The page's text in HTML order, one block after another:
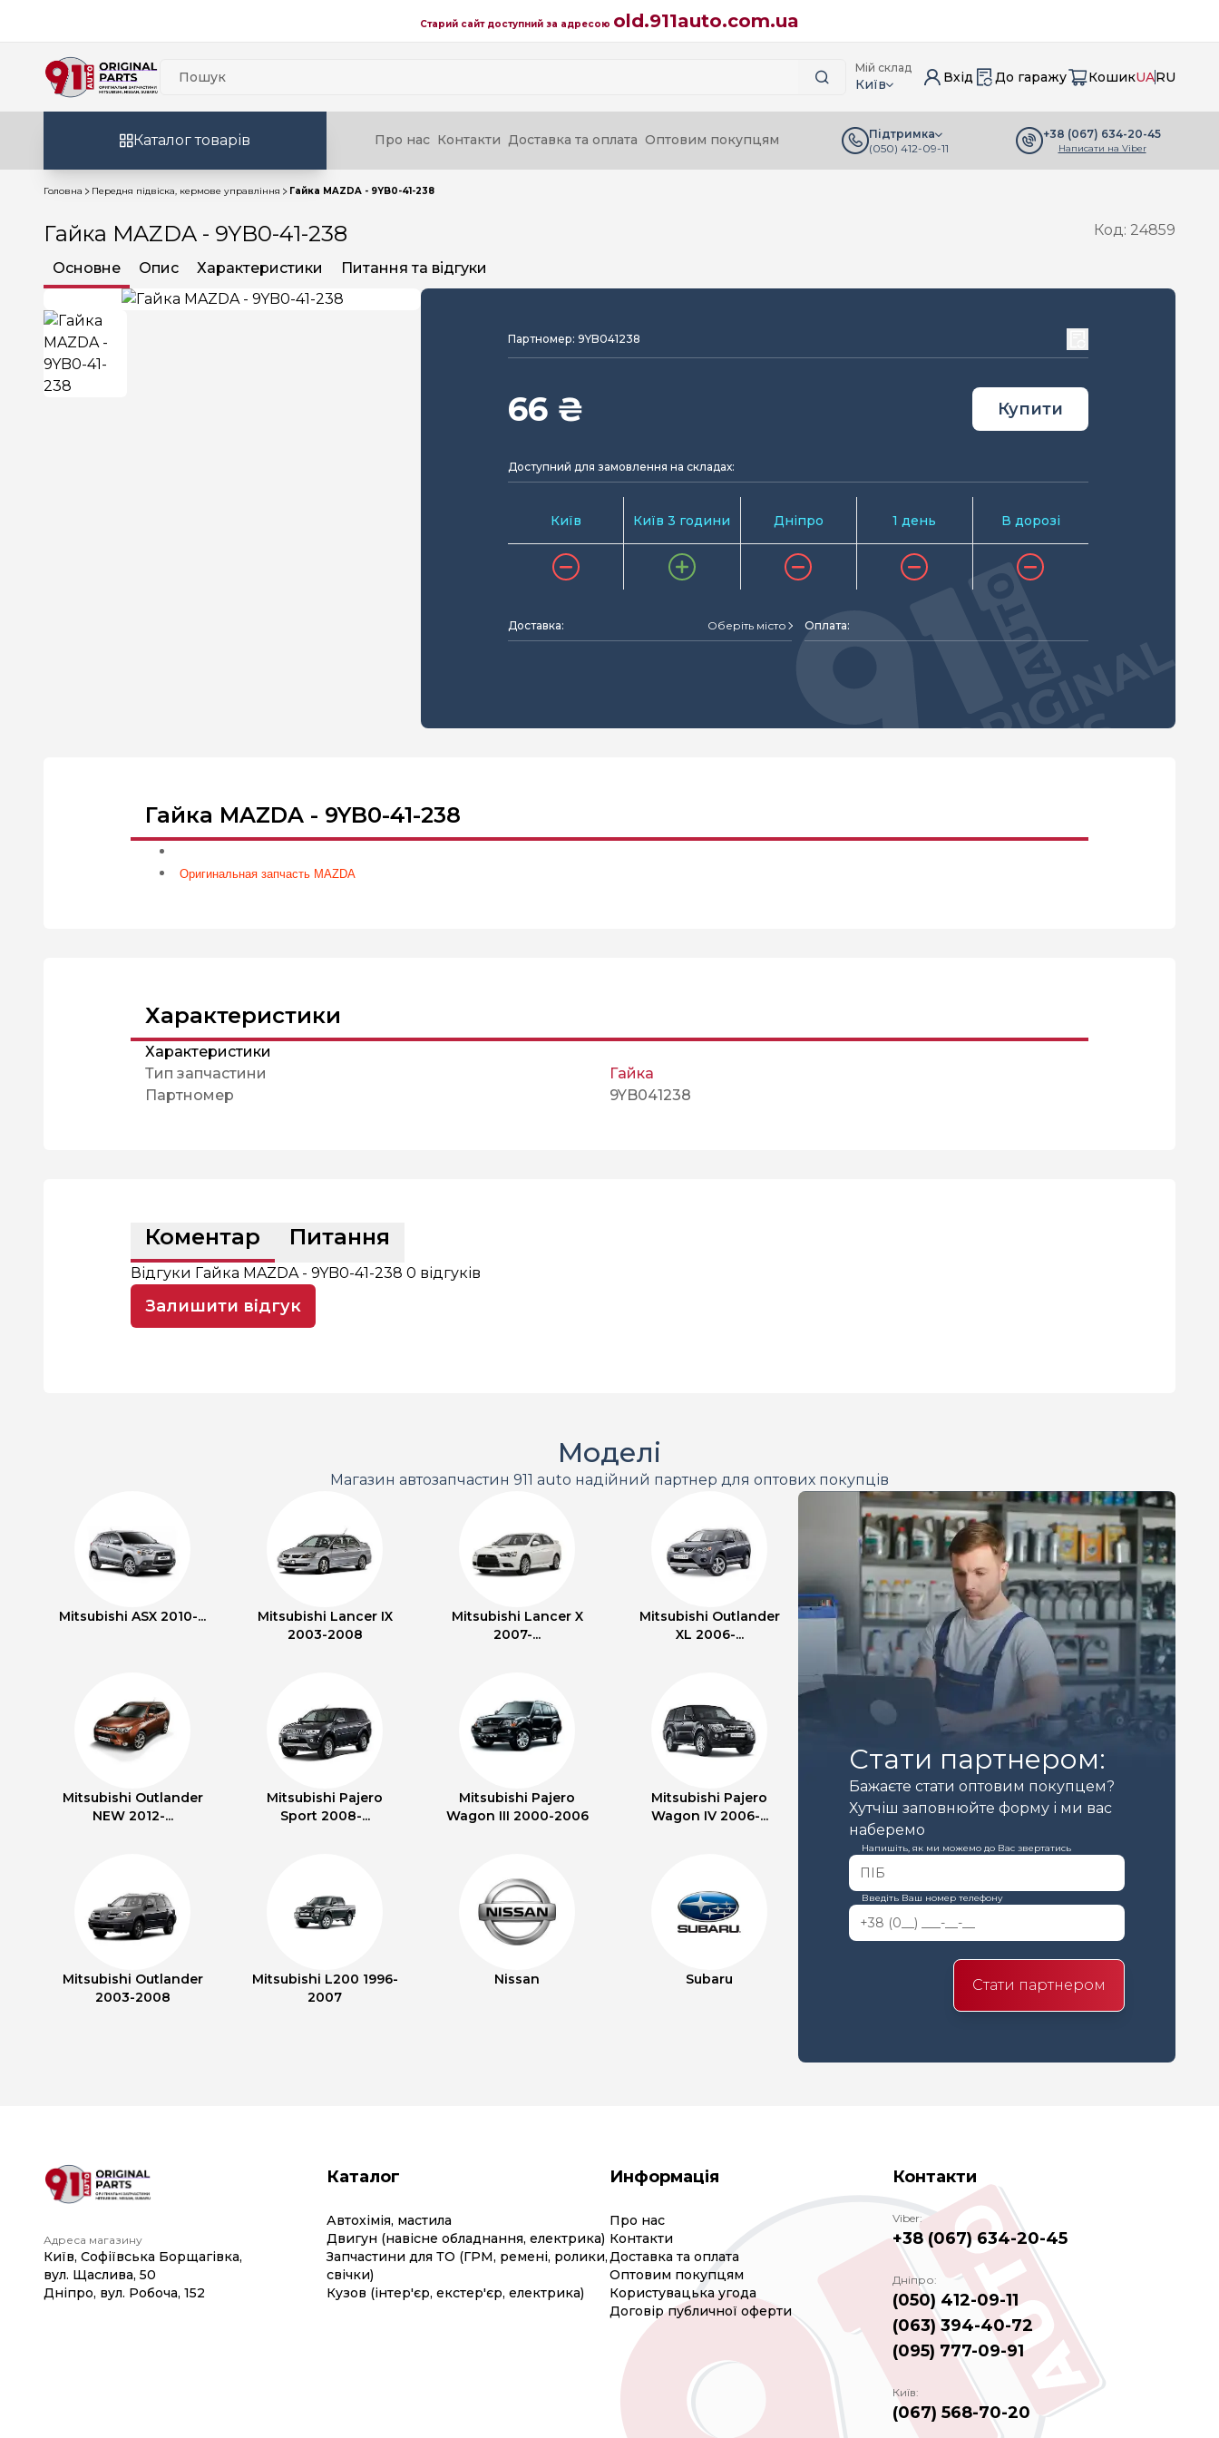
Старий сайт доступний за адресою old.911auto.com.ua
Мій склад
Київ Вхід До гаражу КошикUARU
Каталог товарів Про нас Контакти Доставка та оплата Оптовим покупцям
Підтримка
(050) 412-09-11
+38 (067) 634-20-45
Написати на Viber
Головна Передня підвіска, кермове управління Гайка MAZDA - 9YB0-41-238
Гайка MAZDA - 9YB0-41-238 Код: 24859
Основне Опис Характеристики Питання та відгуки
Партномер: 9YB041238
66 ₴ Купити
Доступний для замовлення на складах:
Київ Київ 3 години Дніпро 1 день В дорозі
Доставка: Оберіть місто Оплата:
Гайка MAZDA - 9YB0-41-238
Оригинальная запчасть MAZDA
Характеристики
Характеристики
Тип запчастини
Гайка
Партномер
9YB041238
Коментар Питання
Відгуки Гайка MAZDA - 9YB0-41-238 0 відгуків
Залишити відгук
Моделі
Магазин автозапчастин 911 auto надійний партнер для оптових покупців
Mitsubishi ASX 2010-...
Mitsubishi Lancer IX
2003-2008
Mitsubishi Lancer X
2007-...
Mitsubishi Outlander
XL 2006-...
Mitsubishi Outlander
NEW 2012-...
Mitsubishi Pajero
Sport 2008-...
Mitsubishi Pajero
Wagon III 2000-2006
Mitsubishi Pajero
Wagon IV 2006-...
Mitsubishi Outlander
2003-2008
Mitsubishi L200 1996-
2007
Nissan Subaru
Стати партнером:
Бажаєте стати оптовим покупцем?
Хутчіш заповнюйте форму і ми вас
наберемо
Напишіть, як ми можемо до Вас звертатись
Введіть Ваш номер телефону
Стати партнером
Адреса магазину
Київ, Софіївська Борщагівка,
вул. Щаслива, 50
Дніпро, вул. Робоча, 152
Каталог
Автохімія, мастила
Двигун (навісне обладнання, електрика)
Запчастини для ТО (ГРМ, ремені, ролики,
свічки)
Кузов (інтер'єр, екстер'єр, електрика)
Информація
Про нас
Контакти
Доставка та оплата
Оптовим покупцям
Користувацька угода
Договір публичної оферти
Контакти
Viber:
+38 (067) 634-20-45
Дніпро:
(050) 412-09-11
(063) 394-40-72
(095) 777-09-91
Київ:
(067) 568-70-20